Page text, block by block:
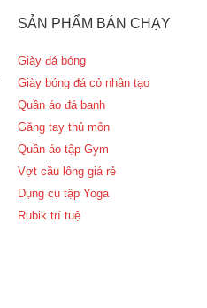
SẢN PHẨM BÁN CHẠY
Giày đá bóng
Giày bóng đá cỏ nhân tạo
Quần áo đá banh
Găng tay thủ môn
Quần áo tập Gym
Vợt cầu lông giá rẻ
Dụng cụ tập Yoga
Rubik trí tuệ